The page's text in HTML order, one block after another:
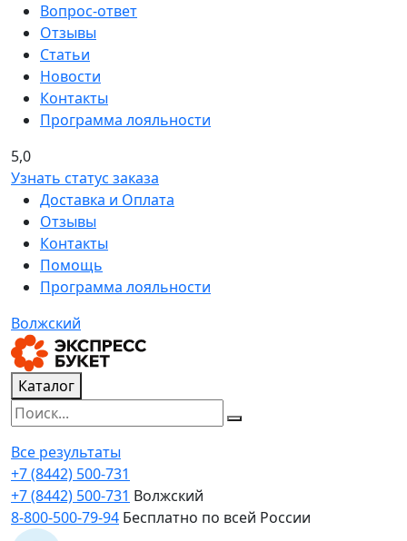
Вопрос-ответ
Отзывы
Статьи
Новости
Контакты
Программа лояльности
5,0
Узнать статус заказа
Доставка и Оплата
Отзывы
Контакты
Помощь
Программа лояльности
Волжский
Каталог
Все результаты
+7 (8442) 500-731
+7 (8442) 500-731 Волжский
8-800-500-79-94 Бесплатно по всей России